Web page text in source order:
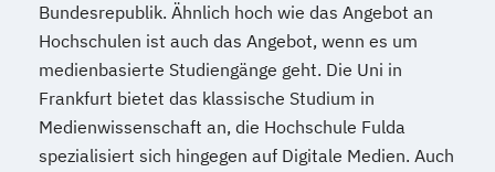
Bundesrepublik. Ähnlich hoch wie das Angebot an
Hochschulen ist auch das Angebot, wenn es um
medienbasierte Studiengänge geht. Die Uni in
Frankfurt bietet das klassische Studium in
Medienwissenschaft an, die Hochschule Fulda
spezialisiert sich hingegen auf Digitale Medien. Auch